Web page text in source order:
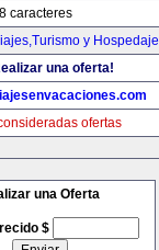
caracteres
y Hospedaje
una oferta!
ofertas
una Oferta
$